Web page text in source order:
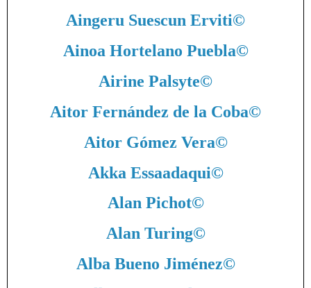
Aingeru Suescun Erviti©
Ainoa Hortelano Puebla©
Airine Palsyte©
Aitor Fernández de la Coba©
Aitor Gómez Vera©
Akka Essaadaqui©
Alan Pichot©
Alan Turing©
Alba Bueno Jiménez©